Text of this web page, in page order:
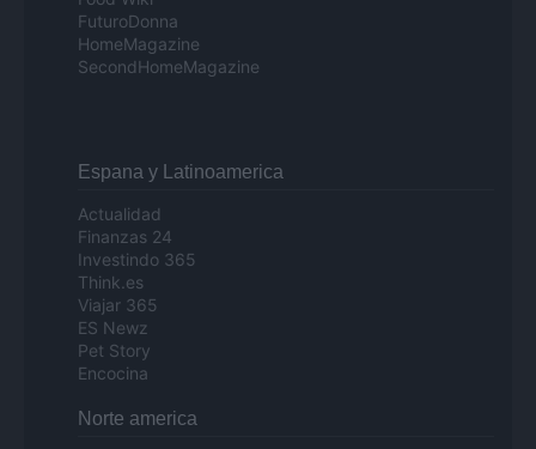
FuturoDonna
HomeMagazine
SecondHomeMagazine
Espana y Latinoamerica
Actualidad
Finanzas 24
Investindo 365
Think.es
Viajar 365
ES Newz
Pet Story
Encocina
Norte america